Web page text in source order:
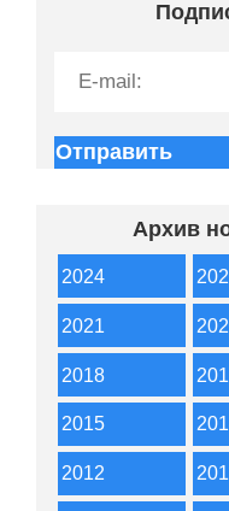
Архив
2024
2021
2018
2015
2012